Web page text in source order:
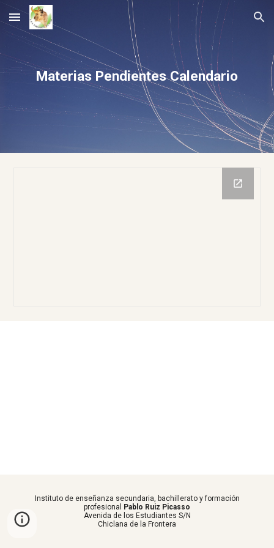
Skip to main content Skip to navigation
Materias Pendientes Calendario
Instituto de enseñanza secundaria, bachillerato y formación
profesional
Pablo Ruiz Picasso
Avenida de los Estudiantes S/N
Chiclana de la Frontera